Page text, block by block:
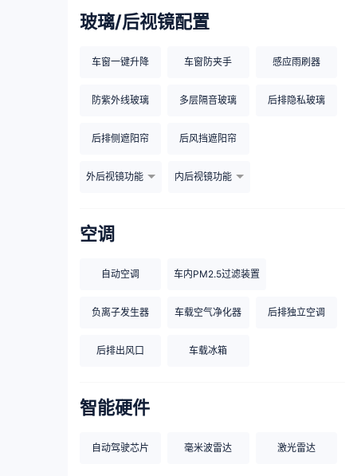
玻璃/后视镜配置
车窗一键升降 车窗防夹手 感应雨刷器
防紫外线玻璃 多层隔音玻璃 后排隐私玻璃
后排侧遮阳帘 后风挡遮阳帘
外后视镜功能 内后视镜功能
空调
自动空调 车内PM2.5过滤装置
负离子发生器 车载空气净化器 后排独立空调
后排出风口 车载冰箱
智能硬件
自动驾驶芯片 毫米波雷达 激光雷达